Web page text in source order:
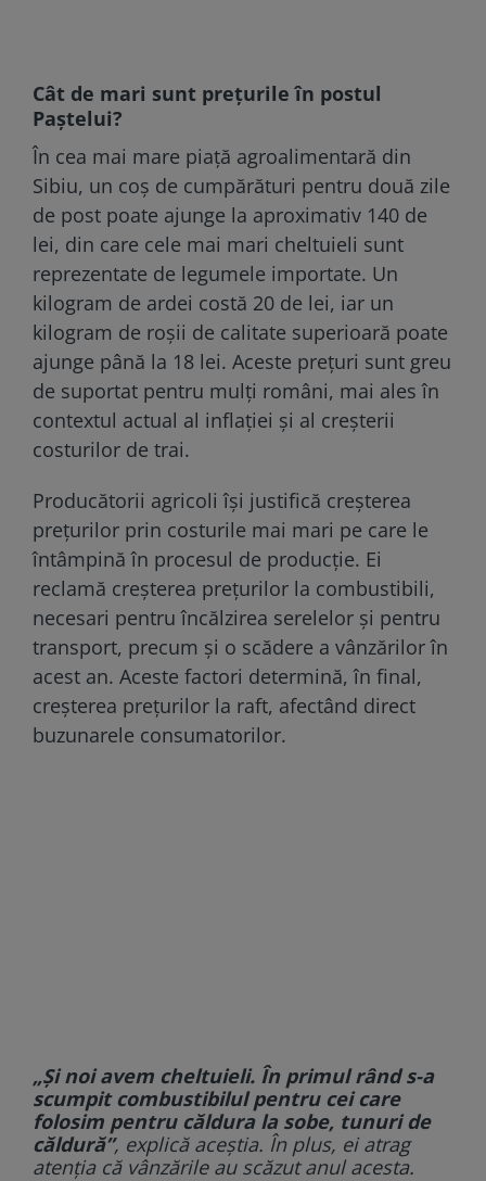
Cât de mari sunt prețurile în postul
Paștelui?
În cea mai mare piață agroalimentară din
Sibiu, un coș de cumpărături pentru două zile
de post poate ajunge la aproximativ 140 de
lei, din care cele mai mari cheltuieli sunt
reprezentate de legumele importate. Un
kilogram de ardei costă 20 de lei, iar un
kilogram de roșii de calitate superioară poate
ajunge până la 18 lei. Aceste prețuri sunt greu
de suportat pentru mulți români, mai ales în
contextul actual al inflației și al creșterii
costurilor de trai.
Producătorii agricoli își justifică creșterea
prețurilor prin costurile mai mari pe care le
întâmpină în procesul de producție. Ei
reclamă creșterea prețurilor la combustibili,
necesari pentru încălzirea serelelor și pentru
transport, precum și o scădere a vânzărilor în
acest an. Aceste factori determină, în final,
creșterea prețurilor la raft, afectând direct
buzunarele consumatorilor.
„Și noi avem cheltuieli. În primul rând s-a
scumpit combustibilul pentru cei care
folosim pentru căldura la sobe, tunuri de
căldură”, explică aceștia. În plus, ei atrag
atenția că vânzările au scăzut anul acesta.